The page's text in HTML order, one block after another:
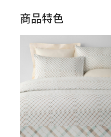
商品特色